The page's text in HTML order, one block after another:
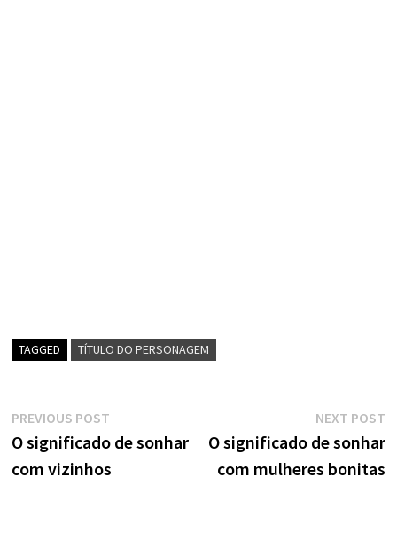
TAGGED TÍTULO DO PERSONAGEM
Navegação
de
PREVIOUS POSTPrevious
post:
O significado de sonhar
com vizinhos
NEXT POST
O significado de sonhar
com mulheres bonitas